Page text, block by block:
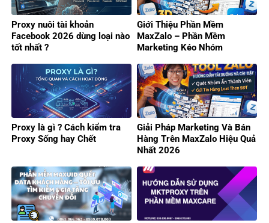
Proxy nuôi tài khoản
Facebook 2026 dùng loại nào
tốt nhất ?
Giới Thiệu Phần Mềm
MaxZalo – Phần Mềm
Marketing Kéo Nhóm
Proxy là gì ? Cách kiểm tra
Proxy Sống hay Chết
Giải Pháp Marketing Và Bán
Hàng Trên MaxZalo Hiệu Quả
Nhất 2026